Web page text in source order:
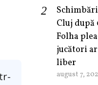
Cluj după
Folha
jucători
liber
august 7,